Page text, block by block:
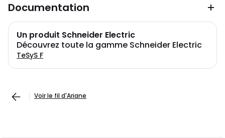
Documentation
Un produit Schneider Electric
Découvrez toute la gamme Schneider Electric
TeSyS F
Voir le fil d'Ariane